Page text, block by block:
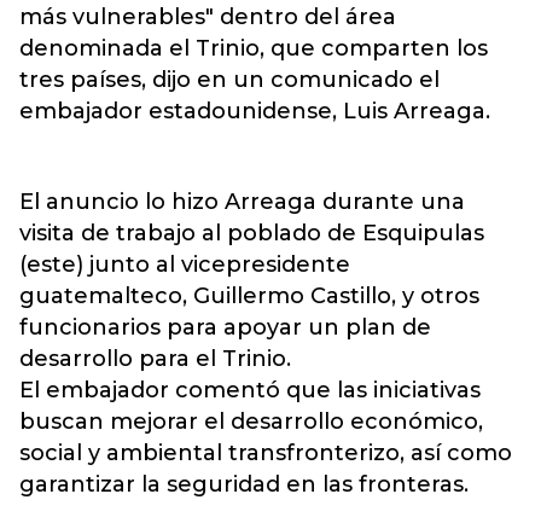
más vulnerables" dentro del área
denominada el Trinio, que comparten los
tres países, dijo en un comunicado el
embajador estadounidense, Luis Arreaga.
El anuncio lo hizo Arreaga durante una
visita de trabajo al poblado de Esquipulas
(este) junto al vicepresidente
guatemalteco, Guillermo Castillo, y otros
funcionarios para apoyar un plan de
desarrollo para el Trinio.
El embajador comentó que las iniciativas
buscan mejorar el desarrollo económico,
social y ambiental transfronterizo, así como
garantizar la seguridad en las fronteras.